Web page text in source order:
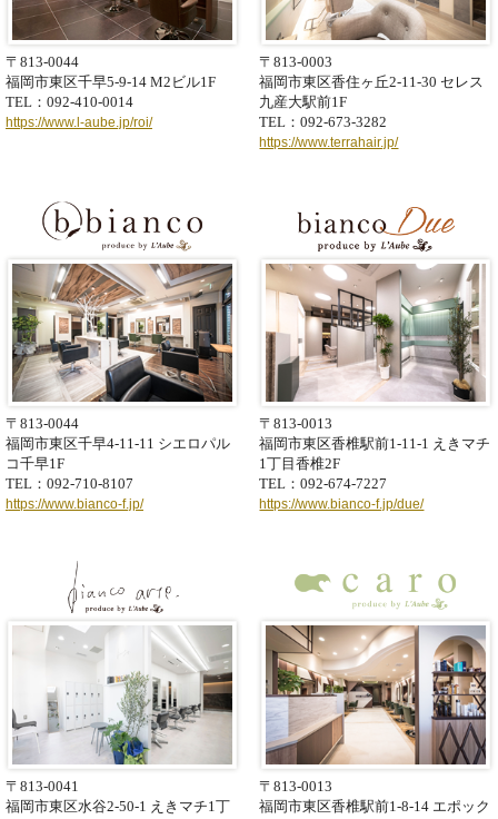
〒813-0044
福岡市東区千早5-9-14 M2ビル1F
TEL：092-410-0014
https://www.l-aube.jp/roi/
〒813-0003
福岡市東区香住ヶ丘2-11-30 セレス
九産大駅前1F
TEL：092-673-3282
https://www.terrahair.jp/
〒813-0044
福岡市東区千早4-11-11 シエロパル
コ千早1F
TEL：092-710-8107
https://www.bianco-f.jp/
〒813-0013
福岡市東区香椎駅前1-11-1 えきマチ
1丁目香椎2F
TEL：092-674-7227
https://www.bianco-f.jp/due/
〒813-0041
福岡市東区水谷2-50-1 えきマチ1丁
〒813-0013
福岡市東区香椎駅前1-8-14 エポック